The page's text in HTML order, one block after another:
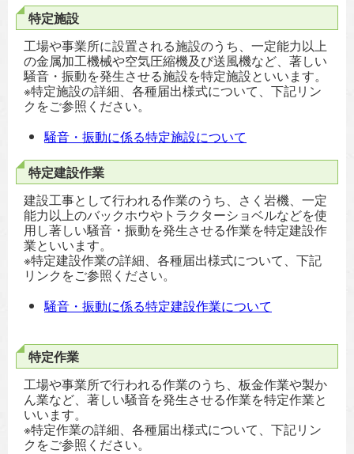
特定施設
工場や事業所に設置される施設のうち、一定能力以上
の金属加工機械や空気圧縮機及び送風機など、著しい
騒音・振動を発生させる施設を特定施設といいます。
※特定施設の詳細、各種届出様式について、下記リン
クをご参照ください。
騒音・振動に係る特定施設について
特定建設作業
建設工事として行われる作業のうち、さく岩機、一定
能力以上のバックホウやトラクターショベルなどを使
用し著しい騒音・振動を発生させる作業を特定建設作
業といいます。
※特定建設作業の詳細、各種届出様式について、下記
リンクをご参照ください。
騒音・振動に係る特定建設作業について
特定作業
工場や事業所で行われる作業のうち、板金作業や製か
ん業など、著しい騒音を発生させる作業を特定作業と
いいます。
※特定作業の詳細、各種届出様式について、下記リン
クをご参照ください。